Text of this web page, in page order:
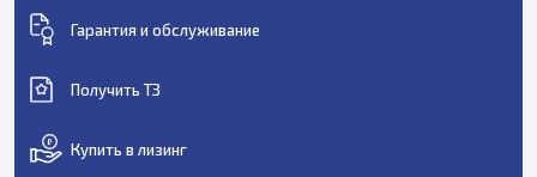
Гарантия и обслуживание
Получить ТЗ
Купить в лизинг